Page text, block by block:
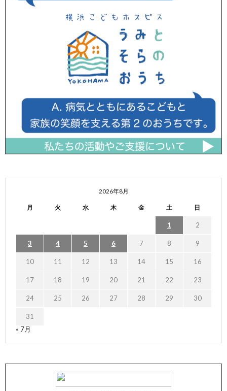
2026年8月
月 火 水 木 金 土 日
1 2
3 4 5 6 7 8 9
10 11 12 13 14 15 16
17 18 19 20 21 22 23
24 25 26 27 28 29 30
31
« 7月